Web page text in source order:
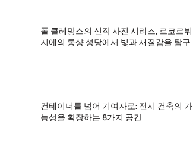
폴 클레망스의 신작 사진 시리즈, 르코르뷔
지에의 롱샹 성당에서 빛과 재질감을 탐구
컨테이너를 넘어 기여자로: 전시 건축의 가
능성을 확장하는 8가지 공간